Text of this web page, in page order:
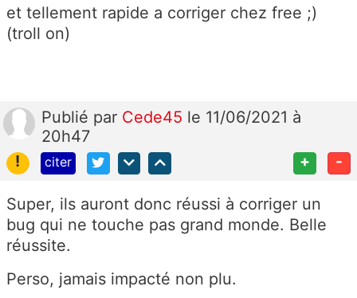
et tellement rapide a corriger chez free ;)
(troll on)
Publié par Cede45 le 11/06/2021 à
20h47
!
citer + -
Super, ils auront donc réussi à corriger un
bug qui ne touche pas grand monde. Belle
réussite.
Perso, jamais impacté non plu.